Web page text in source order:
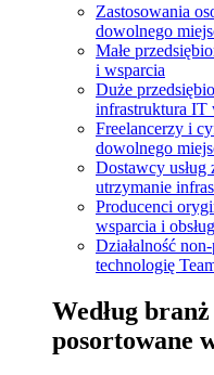
Zastosowania
dowolnego
Małe
i wsparcia
Duże
infrastruktura IT
Freelancerzy i
dowolnego
Dostawcy usług
utrzymanie
Producenci
wsparcia i
Działalność
technologię
Według branż
posortowane